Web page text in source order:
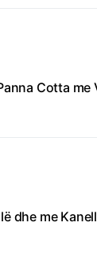
Cotta me
dhe me